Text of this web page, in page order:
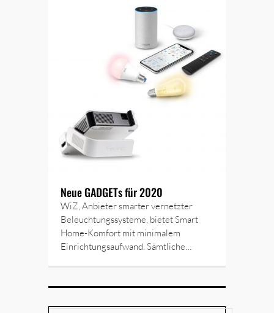
Neue GADGETs für 2020
WiZ, Anbieter smarter vernetzter
Beleuchtungssysteme, bietet Smart
Home-Komfort mit minimalem
Einrichtungsaufwand. Sämtliche…